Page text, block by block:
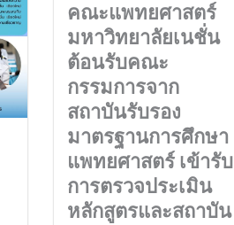
คณะแพทยศาสตร์
มหาวิทยาลัยเนชั่น
ต้อนรับคณะ
กรรมการจาก
สถาบันรับรอง
มาตรฐานการศึกษา
แพทยศาสตร์ เข้ารับ
การตรวจประเมิน
หลักสูตรและสถาบัน